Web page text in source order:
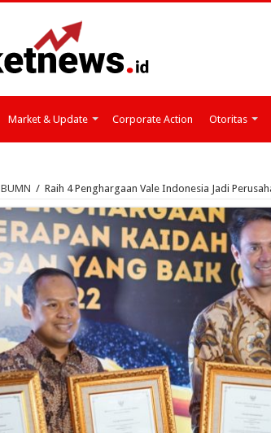
Market & Update Corporate Action Otoritas
BUMN / Raih 4 Penghargaan Vale Indonesia Jadi